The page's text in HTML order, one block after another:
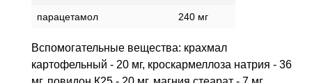
парацетамол 240 мг
Вспомогательные вещества: крахмал
картофельный - 20 мг, кроскармеллоза натрия - 36